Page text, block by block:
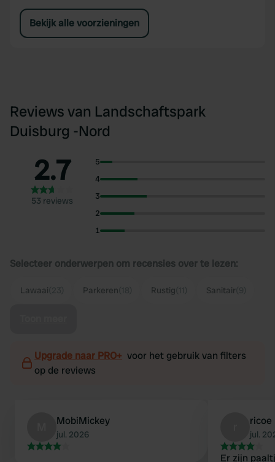
Bekijk alle voorzieningen
Reviews van Landschaftspark
Duisburg -Nord
2.7
53 reviews
5
4
3
2
1
Selecteer onderwerpen om recensies over te lezen:
Lawaai Parkeren Rustig Sanitair
Upgrade naar PRO+ voor het gebruik van filters
op de reviews
MobiMickey
jul. 2026
ricoe
jul.
Er zijn